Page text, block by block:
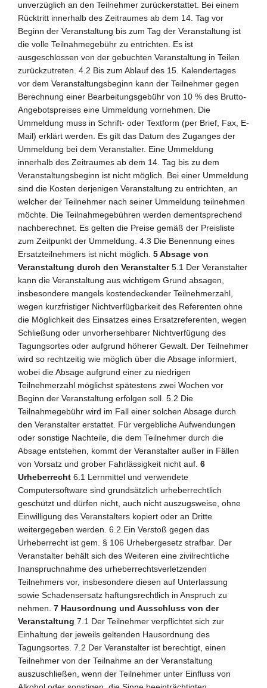
unverzüglich an den Teilnehmer zurückerstattet. Bei einem
Rücktritt innerhalb des Zeitraumes ab dem 14. Tag vor
Beginn der Veranstaltung bis zum Tag der Veranstaltung ist
die volle Teilnahmegebühr zu entrichten. Es ist
ausgeschlossen von der gebuchten Veranstaltung in Teilen
zurückzutreten. 4.2 Bis zum Ablauf des 15. Kalendertages
vor dem Veranstaltungsbeginn kann der Teilnehmer gegen
Berechnung einer Bearbeitungsgebühr von 10 % des Brutto-
Angebotspreises eine Ummeldung vornehmen. Die
Ummeldung muss in Schrift- oder Textform (per Brief, Fax, E-
Mail) erklärt werden. Es gilt das Datum des Zuganges der
Ummeldung bei dem Veranstalter. Eine Ummeldung
innerhalb des Zeitraumes ab dem 14. Tag bis zu dem
Veranstaltungsbeginn ist nicht möglich. Bei einer Ummeldung
sind die Kosten derjenigen Veranstaltung zu entrichten, an
welcher der Teilnehmer nach seiner Ummeldung teilnehmen
möchte. Die Teilnahmegebühren werden dementsprechend
nachberechnet. Es gelten die Preise gemäß der Preisliste
zum Zeitpunkt der Ummeldung. 4.3 Die Benennung eines
Ersatzteilnehmers ist nicht möglich. 5 Absage von
Veranstaltung durch den Veranstalter5.1 Der Veranstalter
kann die Veranstaltung aus wichtigem Grund absagen,
insbesondere mangels kostendeckender Teilnehmerzahl,
wegen kurzfristiger Nichtverfügbarkeit des Referenten ohne
die Möglichkeit des Einsatzes eines Ersatzreferenten, wegen
Schließung oder unvorhersehbarer Nichtverfügung des
Tagungsortes oder aufgrund höherer Gewalt. Der Teilnehmer
wird so rechtzeitig wie möglich über die Absage informiert,
wobei die Absage aufgrund einer zu niedrigen
Teilnehmerzahl möglichst spätestens zwei Wochen vor
Beginn der Veranstaltung erfolgen soll. 5.2 Die
Teilnahmegebühr wird im Fall einer solchen Absage durch
den Veranstalter erstattet. Für vergebliche Aufwendungen
oder sonstige Nachteile, die dem Teilnehmer durch die
Absage entstehen, kommt der Veranstalter außer in Fällen
von Vorsatz und grober Fahrlässigkeit nicht auf. 6
Urheberrecht 6.1 Lernmittel und verwendete
Computersoftware sind grundsätzlich urheberrechtlich
geschützt und dürfen nicht, auch nicht auszugsweise, ohne
Einwilligung des Veranstalters kopiert oder an Dritte
weitergegeben werden. 6.2 Ein Verstoß gegen das
Urheberrecht ist gem. § 106 Urhebergesetz strafbar. Der
Veranstalter behält sich des Weiteren eine zivilrechtliche
Inanspruchnahme des urheberrechtsverletzenden
Teilnehmers vor, insbesondere diesen auf Unterlassung
sowie Schadensersatz haftungsrechtlich in Anspruch zu
nehmen. 7 Hausordnung und Ausschluss von der
Veranstaltung 7.1 Der Teilnehmer verpflichtet sich zur
Einhaltung der jeweils geltenden Hausordnung des
Tagungsortes. 7.2 Der Veranstalter ist berechtigt, einen
Teilnehmer von der Teilnahme an der Veranstaltung
auszuschließen, wenn der Teilnehmer unter Einfluss von